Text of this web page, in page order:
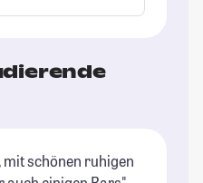
schönen ruhigen